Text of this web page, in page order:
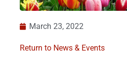
March 23, 2022
Return to News & Events